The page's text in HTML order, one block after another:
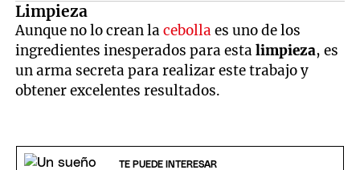
Limpieza
Aunque no lo crean lacebolla es uno de los
ingredientes inesperados para estalimpieza, es
un arma secreta para realizar este trabajo y
obtener excelentes resultados.
TE PUEDE INTERESAR